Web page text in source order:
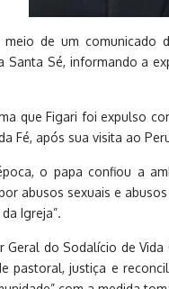
meio de um comunicado
Sé, informando a
que Figari foi expulso
Fé, após sua visita ao
o papa confiou a
abusos sexuais e
Igreja”.
Geral do Sodalício de
pastoral, justiça e